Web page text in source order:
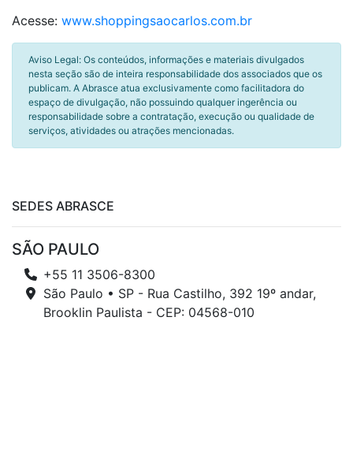
Acesse: www.shoppingsaocarlos.com.br
Aviso Legal: Os conteúdos, informações e materiais divulgados
nesta seção são de inteira responsabilidade dos associados que os
publicam. A Abrasce atua exclusivamente como facilitadora do
espaço de divulgação, não possuindo qualquer ingerência ou
responsabilidade sobre a contratação, execução ou qualidade de
serviços, atividades ou atrações mencionadas.
SEDES ABRASCE
SÃO PAULO
+55 11 3506-8300
São Paulo • SP - Rua Castilho, 392 19º andar,
Brooklin Paulista - CEP: 04568-010